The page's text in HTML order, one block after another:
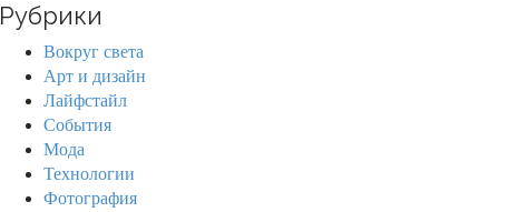
c
Рубрики
Вокруг света
Арт и дизайн
Лайфстайл
События
Мода
Технологии
Фотография